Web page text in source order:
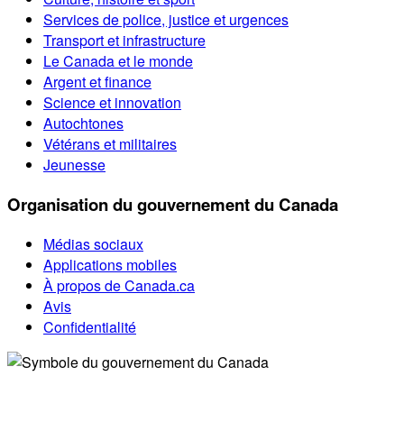
Services de police, justice et urgences
Transport et infrastructure
Le Canada et le monde
Argent et finance
Science et innovation
Autochtones
Vétérans et militaires
Jeunesse
Organisation du gouvernement du Canada
Médias sociaux
Applications mobiles
À propos de Canada.ca
Avis
Confidentialité